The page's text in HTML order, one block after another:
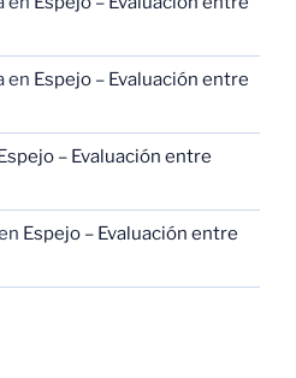
en Espejo – Evaluación entre
Espejo – Evaluación entre
Espejo – Evaluación entre